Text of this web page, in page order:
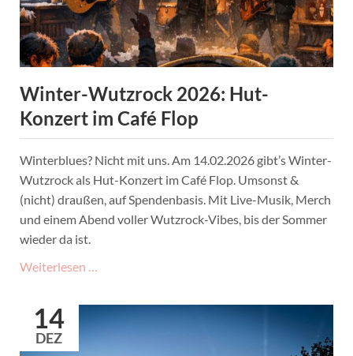
&
Termine
Winter-Wutzrock 2026: Hut-
Konzert im Café Flop
Winterblues? Nicht mit uns. Am 14.02.2026 gibt’s Winter-
Wutzrock als Hut-Konzert im Café Flop. Umsonst &
(nicht) draußen, auf Spendenbasis. Mit Live-Musik, Merch
und einem Abend voller Wutzrock-Vibes, bis der Sommer
wieder da ist.
Weiterlesen …
2026:
14
DEZ